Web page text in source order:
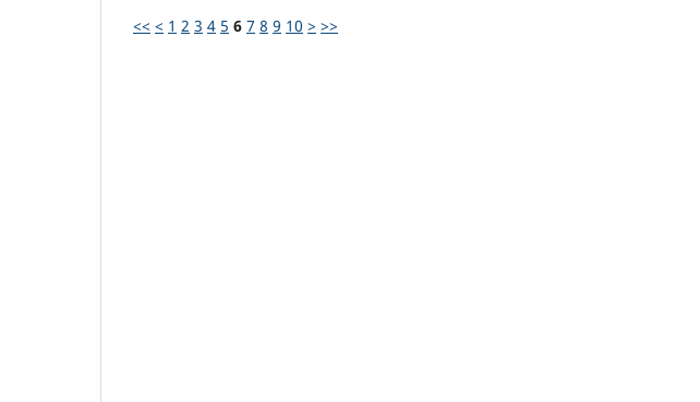
<< < 1 2 3 4 5 6 7 8 9 10 > >>